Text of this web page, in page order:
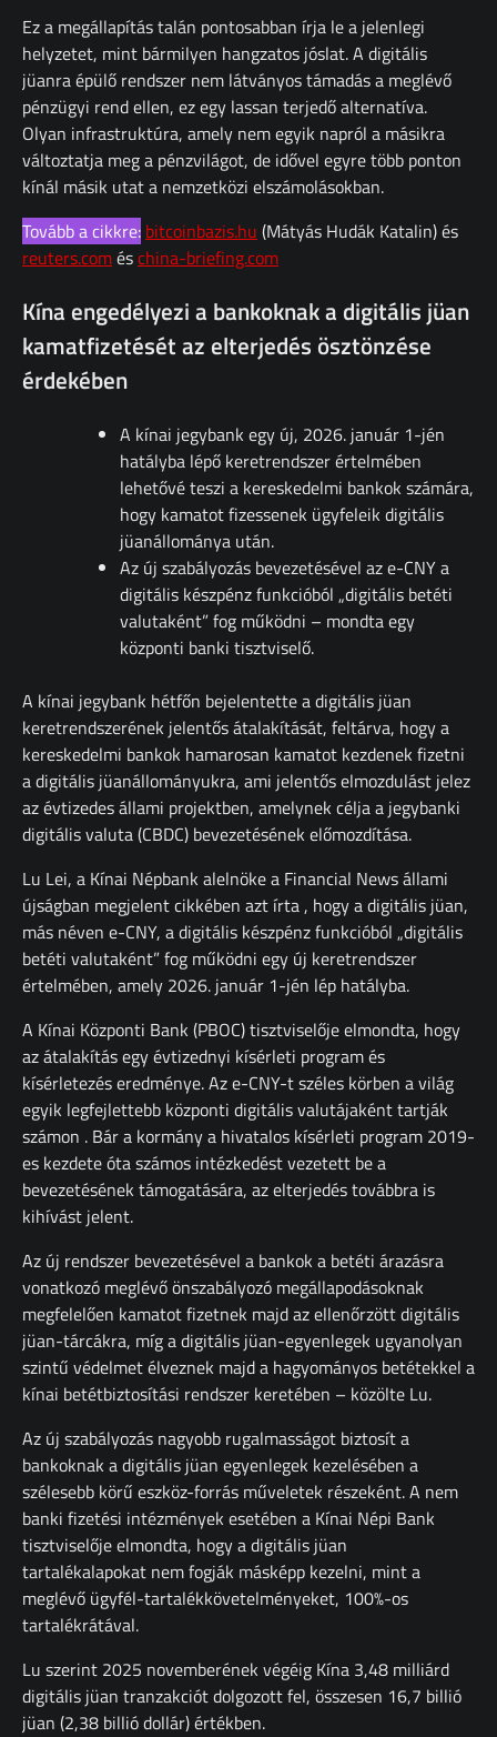
Ez a megállapítás talán pontosabban írja le a jelenlegi
helyzetet, mint bármilyen hangzatos jóslat. A digitális
jüanra épülő rendszer nem látványos támadás a meglévő
pénzügyi rend ellen, ez egy lassan terjedő alternatíva.
Olyan infrastruktúra, amely nem egyik napról a másikra
változtatja meg a pénzvilágot, de idővel egyre több ponton
kínál másik utat a nemzetközi elszámolásokban.
Tovább a cikkre: bitcoinbazis.hu (Mátyás Hudák Katalin) és
reuters.coméschina-briefing.com
Kína engedélyezi a bankoknak a digitális jüan
kamatfizetését az elterjedés ösztönzése
érdekében
A kínai jegybank egy új, 2026. január 1-jén
hatályba lépő keretrendszer értelmében
lehetővé teszi a kereskedelmi bankok számára,
hogy kamatot fizessenek ügyfeleik digitális
jüanállománya után.
Az új szabályozás bevezetésével az e-CNY a
digitális készpénz funkcióból „digitális betéti
valutaként” fog működni – mondta egy
központi banki tisztviselő.
A kínai jegybank hétfőn bejelentette a digitális jüan
keretrendszerének jelentős átalakítását, feltárva, hogy a
kereskedelmi bankok hamarosan kamatot kezdenek fizetni
a digitális jüanállományukra, ami jelentős elmozdulást jelez
az évtizedes állami projektben, amelynek célja a jegybanki
digitális valuta (CBDC) bevezetésének előmozdítása.
Lu Lei, a Kínai Népbank alelnöke a Financial News állami
újságban megjelent cikkében azt írta , hogy a digitális jüan,
más néven e-CNY, a digitális készpénz funkcióból „digitális
betéti valutaként” fog működni egy új keretrendszer
értelmében, amely 2026. január 1-jén lép hatályba.
A Kínai Központi Bank (PBOC) tisztviselője elmondta, hogy
az átalakítás egy évtizednyi kísérleti program és
kísérletezés eredménye. Az e-CNY-t széles körben a világ
egyik legfejlettebb központi digitális valutájaként tartják
számon . Bár a kormány a hivatalos kísérleti program 2019-
es kezdete óta számos intézkedést vezetett be a
bevezetésének támogatására, az elterjedés továbbra is
kihívást jelent.
Az új rendszer bevezetésével a bankok a betéti árazásra
vonatkozó meglévő önszabályozó megállapodásoknak
megfelelően kamatot fizetnek majd az ellenőrzött digitális
jüan-tárcákra, míg a digitális jüan-egyenlegek ugyanolyan
szintű védelmet élveznek majd a hagyományos betétekkel a
kínai betétbiztosítási rendszer keretében – közölte Lu.
Az új szabályozás nagyobb rugalmasságot biztosít a
bankoknak a digitális jüan egyenlegek kezelésében a
szélesebb körű eszköz-forrás műveletek részeként. A nem
banki fizetési intézmények esetében a Kínai Népi Bank
tisztviselője elmondta, hogy a digitális jüan
tartalékalapokat nem fogják másképp kezelni, mint a
meglévő ügyfél-tartalékkövetelményeket, 100%-os
tartalékrátával.
Lu szerint 2025 novemberének végéig Kína 3,48 milliárd
digitális jüan tranzakciót dolgozott fel, összesen 16,7 billió
jüan (2,38 billió dollár) értékben.